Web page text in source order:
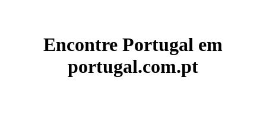
Encontre Portugal em
portugal.com.pt